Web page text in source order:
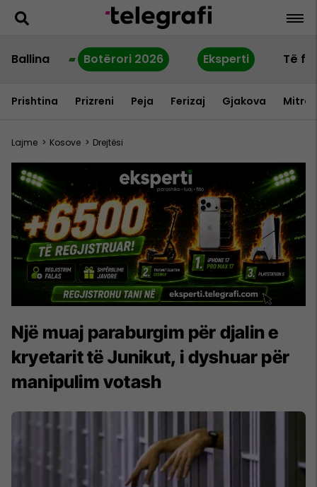
Ballina Botërori 2026 Eksperti Të
Prishtina Prizreni Peja Ferizaj Gjakova
Lajme > Kosove > Drejtësi
Një muaj paraburgim për djalin e
kryetarit të Junikut, i dyshuar për
manipulim votash